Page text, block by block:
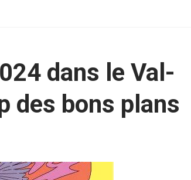
dans le Val-
des bons plans